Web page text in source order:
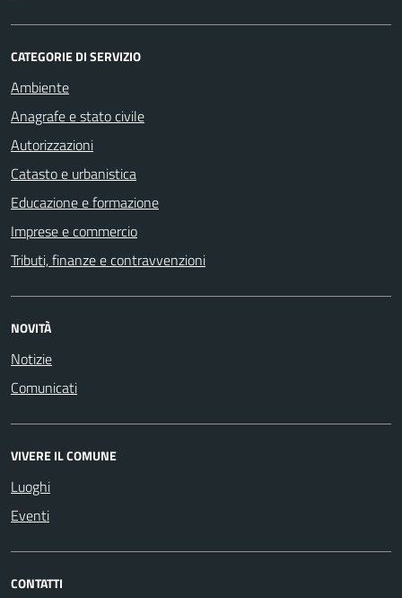
CATEGORIE DI SERVIZIO
Ambiente
Anagrafe e stato civile
Autorizzazioni
Catasto e urbanistica
Educazione e formazione
Imprese e commercio
Tributi, finanze e contravvenzioni
NOVITÀ
Notizie
Comunicati
VIVERE IL COMUNE
Luoghi
Eventi
CONTATTI